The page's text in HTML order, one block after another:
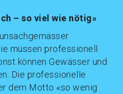
– so viel wie nötig»
müssen professionell
können Gewässer und
Die professionelle
dem Motto «so wenig